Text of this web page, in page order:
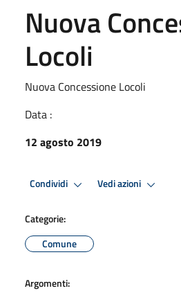
Nuova
Locoli
Nuova Concessione Locoli
Data :
12 agosto 2019
Condividi Vedi azioni
Categorie:
Comune
Argomenti: